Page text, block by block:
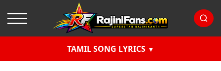
TAMIL SONG LYRICS